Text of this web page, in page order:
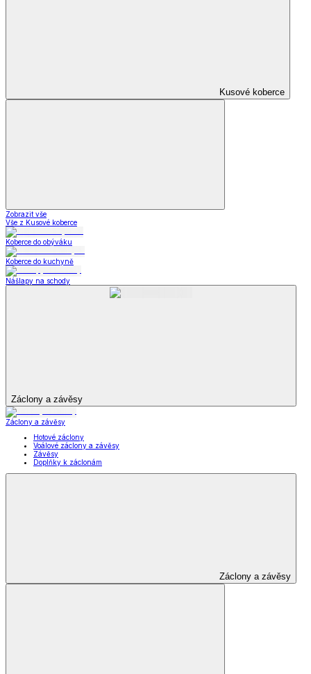
Kusové koberce
Zobrazit vše
Vše z Kusové koberce
Koberce do obýváku
Koberce do kuchyně
Nášlapy na schody
Záclony a závěsy
Záclony a závěsy
Hotové záclony
Voálové záclony a závěsy
Závěsy
Doplňky k záclonám
Záclony a závěsy